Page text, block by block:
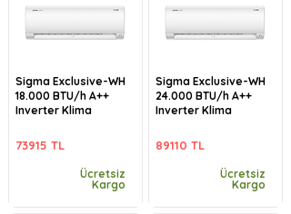
Sigma Exclusive-WH
18.000 BTU/h A++
Inverter Klima
73915 TL
Ücretsiz
Kargo
Sigma Exclusive-WH
24.000 BTU/h A++
Inverter Klima
89110 TL
Ücretsiz
Kargo